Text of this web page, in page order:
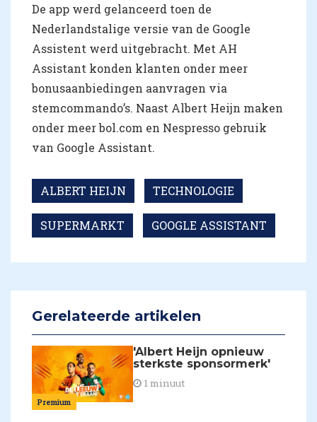
De app werd gelanceerd toen de
Nederlandstalige versie van de Google
Assistent werd uitgebracht. Met AH
Assistant konden klanten onder meer
bonusaanbiedingen aanvragen via
stemcommando’s. Naast Albert Heijn maken
onder meer bol.com en Nespresso gebruik
van Google Assistant.
ALBERT HEIJN TECHNOLOGIE
SUPERMARKT GOOGLE ASSISTANT
Gerelateerde artikelen
Premium
'Albert Heijn opnieuw
sterkste sponsormerk'
1 minuut